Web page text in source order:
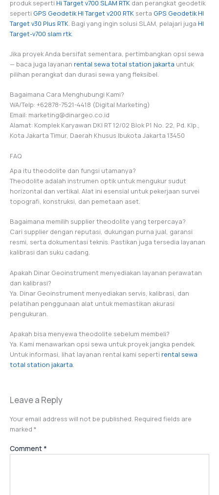
produk seperti Hi Target v700 SLAM RTK dan perangkat geodetik
seperti GPS Geodetik HI Target v200 RTK serta GPS Geodetik HI
Target v30 Plus RTK . Bagi yang ingin solusi SLAM, pelajari juga HI
Target-v700 slam rtk
Jika proyek Anda bersifat sementara, pertimbangkan opsi sewa
— baca juga layanan rental sewa total station jakarta untuk
pilihan perangkat dan durasi sewa yang fleksibel.
Bagaimana Cara Menghubungi Kami?
WA/Telp: +62878-7521-4418 (Digital Marketing)
Email: marketing@dinargeo.co.id
Alamat: Komplek Karyawan DKI RT 12/02 Blok P1 No. 22, Pd. Klp.,
Kota Jakarta Timur, Daerah Khusus Ibukota Jakarta 13450
FAQ
Apa itu theodolite dan fungsi utamanya?
Theodolite adalah instrumen optik untuk mengukur sudut
horizontal dan vertikal. Alat ini esensial untuk pekerjaan survei
topografi, konstruksi, dan pemetaan aset.
Bagaimana memilih supplier theodolite yang terpercaya?
Cari supplier dengan reputasi, dukungan purna jual, garansi
resmi, serta dokumentasi teknis. Pastikan juga tersedia layanan
kalibrasi dan suku cadang.
Apakah Dinar Geoinstrument menyediakan layanan perawatan
dan kalibrasi?
Ya. Dinar Geoinstrument menyediakan servis, kalibrasi, dan
pelatihan penggunaan alat untuk memastikan akurasi
pengukuran.
Apakah bisa menyewa theodolite sebelum membeli?
Ya. Kami menawarkan opsi sewa untuk proyek jangka pendek.
Untuk informasi, lihat layanan rental kami seperti rental sewa
total station jakarta.
Leave a Reply
Your email address will not be published. Required fields are
marked *
Comment *